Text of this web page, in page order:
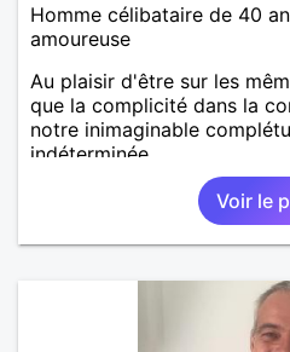
Homme célibataire de 40
amoureuse
Au plaisir d'être sur les
que la complicité dans la
notre inimaginable
indéterminée....
Voir le